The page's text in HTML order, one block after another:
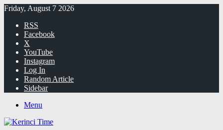
Friday, August 7 2026
RSS
Facebook
X
YouTube
Instagram
Log In
Random Article
Sidebar
Menu